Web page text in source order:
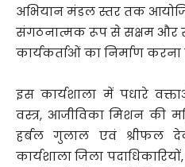
अभियान मंडल स्तर तक
संगठनात्मक रूप से सक्षम और
कार्यकर्ताओं का निर्माण करना
इस कार्यशाला में पधारे
वस्त्र, आजीविका मिशन की
हर्बल गुलाल एवं श्रीफल
कार्यशाला जिला